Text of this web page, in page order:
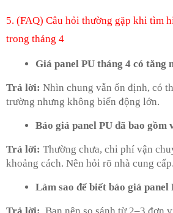
5. (FAQ) Câu hỏi thường gặp khi tìm
trong tháng 4
Giá panel PU tháng 4 có tăng
Trả lời: Nhìn chung vẫn ổn định, có
trường nhưng không biến động lớn.
Báo giá panel PU đã bao gồm
Trả lời: Thường chưa, chi phí vận
khoảng cách. Nên hỏi rõ nhà cung cấp.
Làm sao để biết báo giá panel
Trả lời: Bạn nên so sánh từ 2–3 đơn